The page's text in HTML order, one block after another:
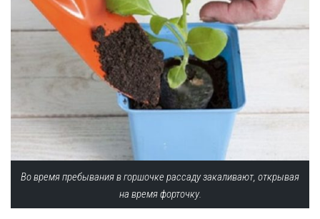
Во время пребывания в горшочке рассаду закаливают, открывая
на время форточку.